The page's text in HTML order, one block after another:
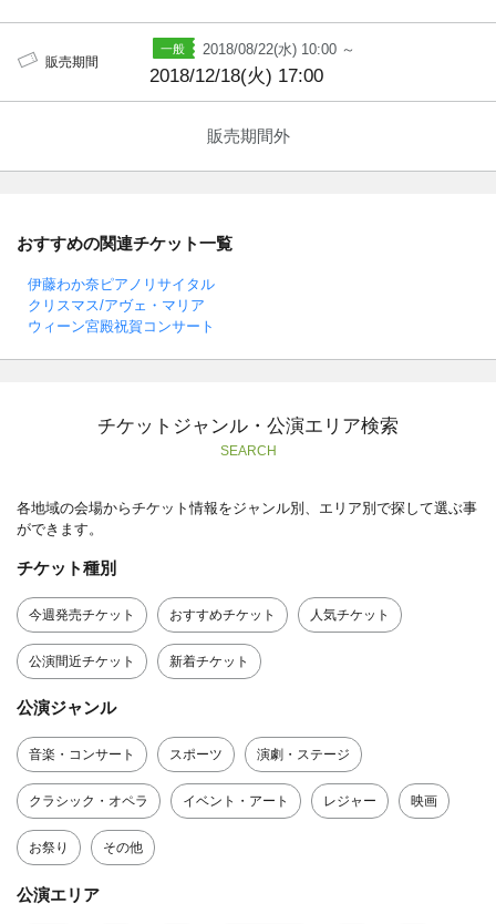
販売期間
2018/08/22(水) 10:00 ～
2018/12/18(火) 17:00
販売期間外
おすすめの関連チケット一覧
伊藤わか奈ピアノリサイタル
クリスマス/アヴェ・マリア
ウィーン宮殿祝賀コンサート
チケットジャンル・公演エリア検索
SEARCH
各地域の会場からチケット情報をジャンル別、エリア別で探して選ぶ事
ができます。
チケット種別
今週発売チケット おすすめチケット 人気チケット
公演間近チケット 新着チケット
公演ジャンル
音楽・コンサート スポーツ 演劇・ステージ
クラシック・オペラ イベント・アート レジャー 映画
お祭り その他
公演エリア